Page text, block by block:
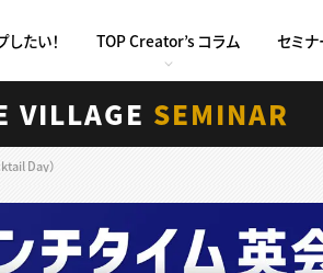
したい！ TOP Creator’s コラム セミ
VILLAGE SEMINAR
Day）